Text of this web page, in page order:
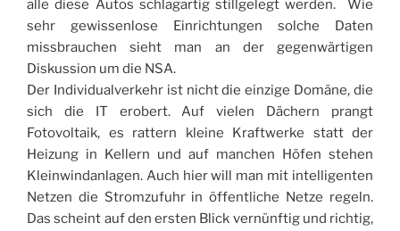
alle diese Autos schlagartig stillgelegt werden. Wie
sehr gewissenlose Einrichtungen solche Daten
missbrauchen sieht man an der gegenwärtigen
Diskussion um die NSA.
Der Individualverkehr ist nicht die einzige Domäne, die
sich die IT erobert. Auf vielen Dächern prangt
Fotovoltaik, es rattern kleine Kraftwerke statt der
Heizung in Kellern und auf manchen Höfen stehen
Kleinwindanlagen. Auch hier will man mit intelligenten
Netzen die Stromzufuhr in öffentliche Netze regeln.
Das scheint auf den ersten Blick vernünftig und richtig,